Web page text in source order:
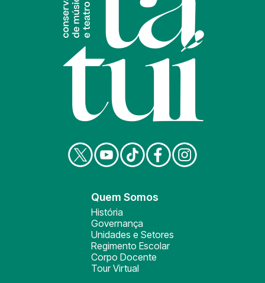
Quem Somos
História
Governança
Unidades e Setores
Regimento Escolar
Corpo Docente
Tour Virtual